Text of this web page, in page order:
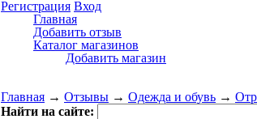
Регистрация Вход
Главная
Добавить отзыв
Каталог магазинов
Добавить магазин
Главная → Отзывы → Одежда и обувь →
Найти на сайте: